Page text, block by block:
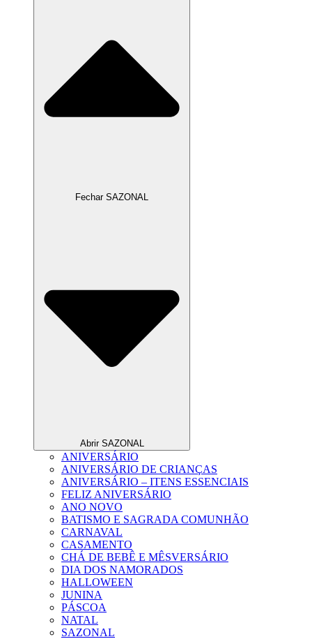
Fechar SAZONAL
Abrir SAZONAL
ANIVERSÁRIO
ANIVERSÁRIO DE CRIANÇAS
ANIVERSÁRIO – ITENS ESSENCIAIS
FELIZ ANIVERSÁRIO
ANO NOVO
BATISMO E SAGRADA COMUNHÃO
CARNAVAL
CASAMENTO
CHÁ DE BEBÊ E MÊSVERSÁRIO
DIA DOS NAMORADOS
HALLOWEEN
JUNINA
PÁSCOA
NATAL
SAZONAL